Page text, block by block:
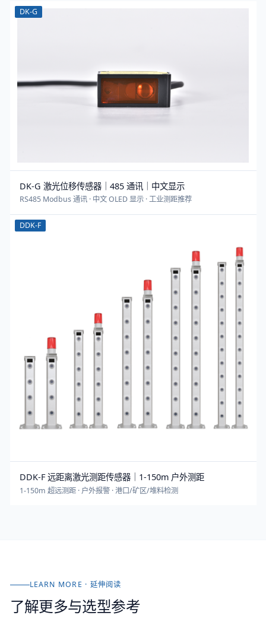
DK-G
DK-G 激光位移传感器｜485 通讯｜中文显示
RS485 Modbus 通讯 · 中文 OLED 显示 · 工业测距推荐
DDK-F
DDK-F 远距离激光测距传感器｜1-150m 户外测距
1-150m 超远测距 · 户外报警 · 港口/矿区/堆料检测
LEARN MORE · 延伸阅读
了解更多与选型参考